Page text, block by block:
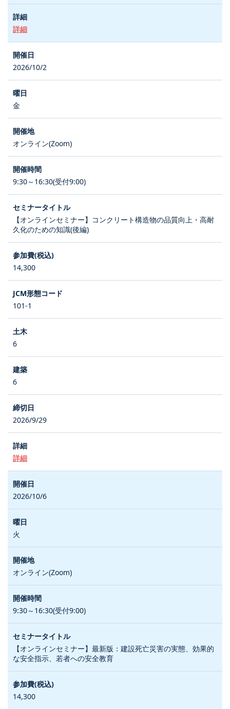
詳細
2026/10/2
金
オンライン(Zoom)
9:30～16:30(受付9:00)
【オンラインセミナー】コンクリート構造物の品質向上・高耐
久化のための知識(後編)
14,300
101-1
6
6
2026/9/29
詳細
2026/10/6
火
オンライン(Zoom)
9:30～16:30(受付9:00)
【オンラインセミナー】最新版：建設死亡災害の実態、効果的
な安全指示、若者への安全教育
14,300